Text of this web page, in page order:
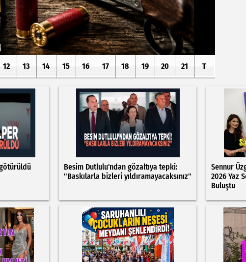
Besim Dutlulu'ndan gözaltıya tepki:
"Baskılarla bizleri yıldıramayacaksınız"
Sennur
2026 Yaz
Buluştu
12 13 14 15 16 17 18 19 20 21 T